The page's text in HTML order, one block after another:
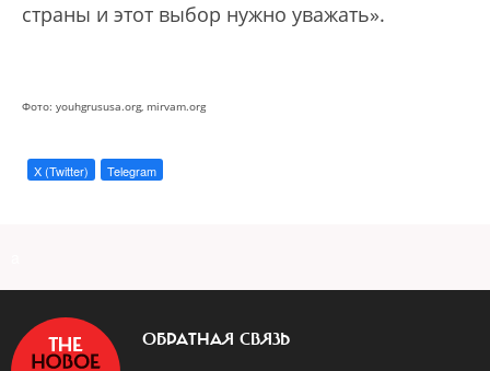
страны и этот выбор нужно уважать».
Фото: youhgrususa.org, mirvam.org
X (Twitter) Telegram
ОБРАТНАЯ СВЯЗЬ